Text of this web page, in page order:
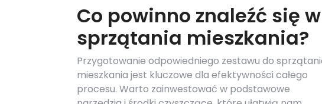
Co powinno znaleźć się
sprzątania mieszkania?
Przygotowanie odpowiedniego zestawu do
mieszkania jest kluczowe dla efektywności całego
procesu. Warto zainwestować w podstawowe